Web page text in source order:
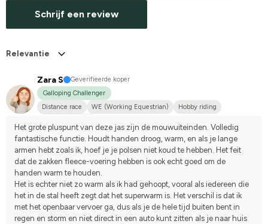
Schrijf een review
Relevantie
Zara S
Geverifieerde koper
Galloping Challenger
Distance race
WE (Working Equestrian)
Hobby riding
Het grote pluspunt van deze jas zijn de mouwuiteinden. Volledig
fantastische functie. Houdt handen droog, warm, en als je lange
armen hebt zoals ik, hoef je je polsen niet koud te hebben. Het feit
dat de zakken fleece-voering hebben is ook echt goed om de
handen warm te houden.
Het is echter niet zo warm als ik had gehoopt, vooral als iedereen die
het in de stal heeft zegt dat het superwarm is. Het verschil is dat ik
met het openbaar vervoer ga, dus als je de hele tijd buiten bent in
regen en storm en niet direct in een auto kunt zitten als je naar huis